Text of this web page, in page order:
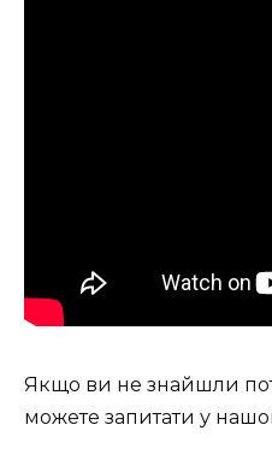
Якщо ви не знайшли
можете запитати у